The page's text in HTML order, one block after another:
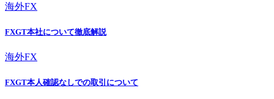
海外FX
FXGT本社について徹底解説
海外FX
FXGT本人確認なしでの取引について